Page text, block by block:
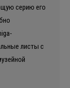
серию его
листы с